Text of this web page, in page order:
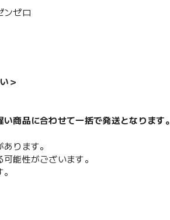
ンゼロ
＞
商品に合わせて一括で発送となります。
ります。
能性がございます。